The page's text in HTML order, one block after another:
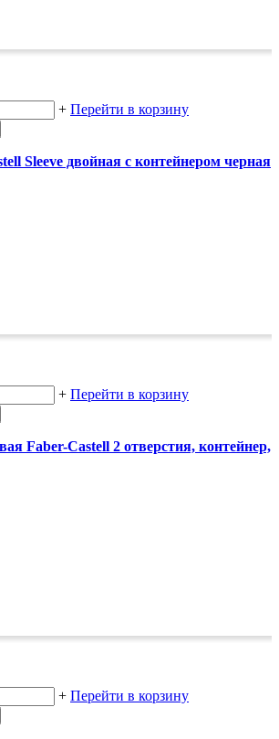
+ Перейти в корзину
Sleeve двойная с контейнером черная
+ Перейти в корзину
Faber-Castell 2 отверстия, контейнер,
+ Перейти в корзину